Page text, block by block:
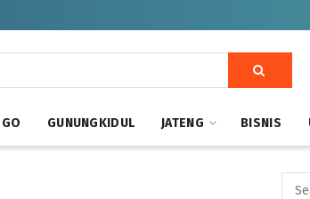
GUNUNGKIDUL JATENG BISNIS